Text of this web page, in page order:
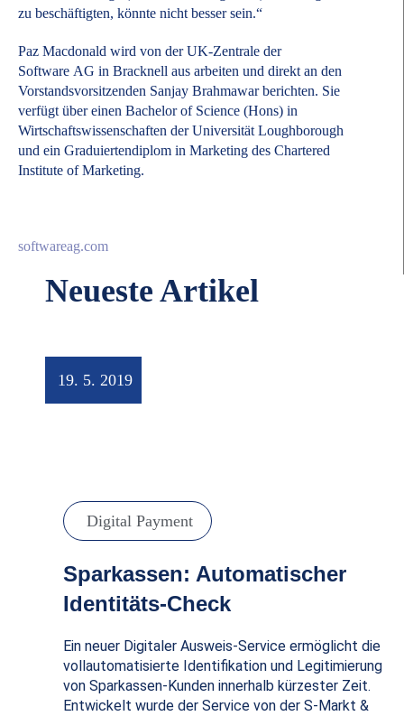
zu beschäftigten, könnte nicht besser sein.“
Paz Macdonald wird von der UK-Zentrale der
Software AG in Bracknell aus arbeiten und direkt an den
Vorstandsvorsitzenden Sanjay Brahmawar berichten. Sie
verfügt über einen Bachelor of Science (Hons) in
Wirtschaftswissenschaften der Universität Loughborough
und ein Graduiertendiplom in Marketing des Chartered
Institute of Marketing.
softwareag.com
Neueste Artikel
19. 5. 2019
Digital Payment
Sparkassen: Automatischer
Identitäts-Check
Ein neuer Digitaler Ausweis-Service ermöglicht die
vollautomatisierte Identifikation und Legitimierung
von Sparkassen-Kunden innerhalb kürzester Zeit.
Entwickelt wurde der Service von der S-Markt &